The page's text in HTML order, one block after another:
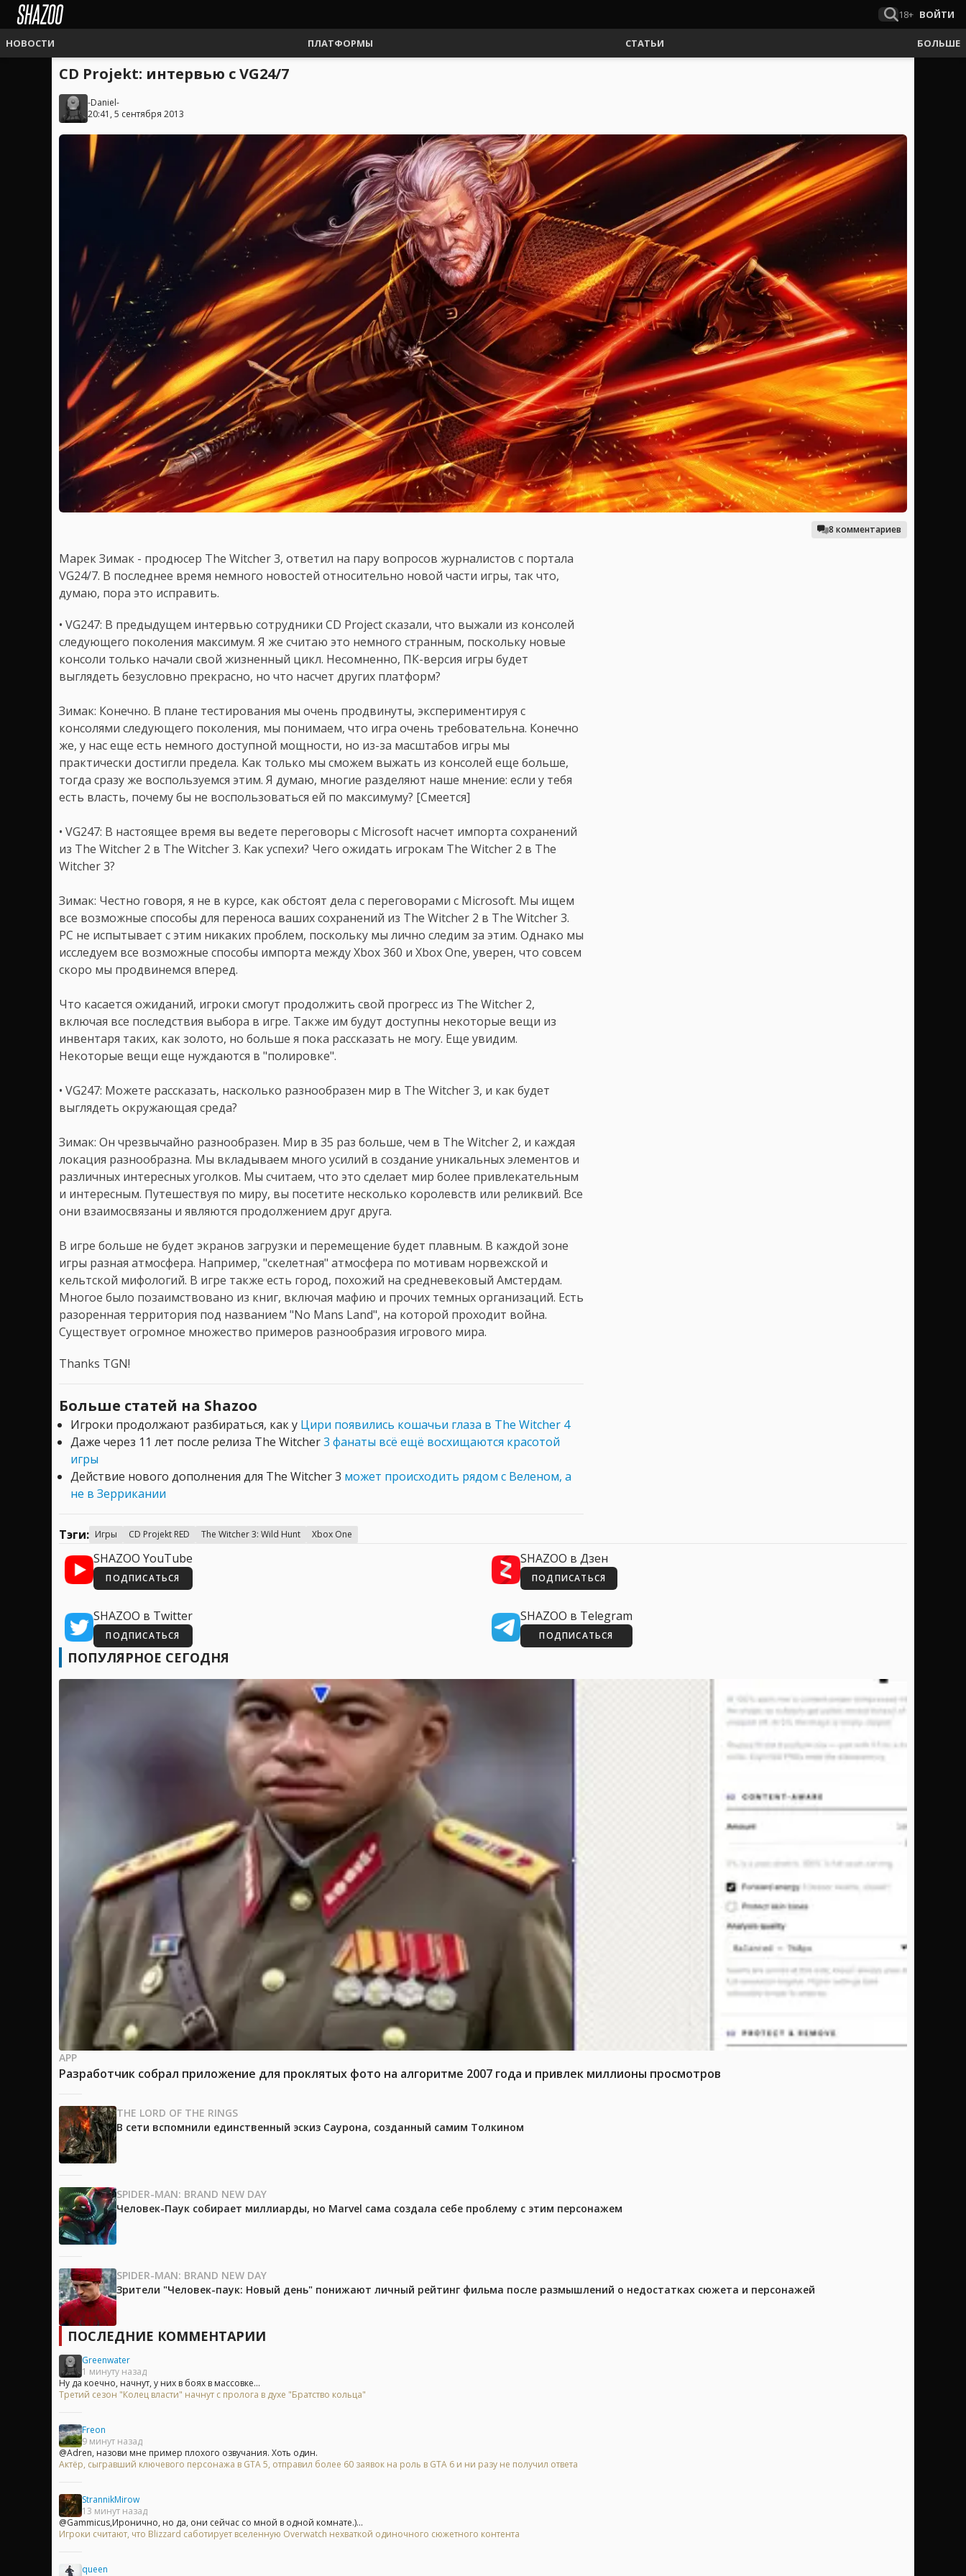
18+ ВОЙТИ
НОВОСТИ ПЛАТФОРМЫ СТАТЬИ БОЛЬШЕ
CD Projekt: интервью с VG24/7
-Daniel-
20:41, 5 сентября 2013
8 комментариев
Марек Зимак - продюсер The Witcher 3, ответил на пару вопросов журналистов с портала
VG24/7. В последнее время немного новостей относительно новой части игры, так что,
думаю, пора это исправить.
• VG247: В предыдущем интервью сотрудники CD Project сказали, что выжали из консолей
следующего поколения максимум. Я же считаю это немного странным, поскольку новые
консоли только начали свой жизненный цикл. Несомненно, ПК-версия игры будет
выглядеть безусловно прекрасно, но что насчет других платформ?
Зимак: Конечно. В плане тестирования мы очень продвинуты, экспериментируя с
консолями следующего поколения, мы понимаем, что игра очень требовательна. Конечно
же, у нас еще есть немного доступной мощности, но из-за масштабов игры мы
практически достигли предела. Как только мы сможем выжать из консолей еще больше,
тогда сразу же воспользуемся этим. Я думаю, многие разделяют наше мнение: если у тебя
есть власть, почему бы не воспользоваться ей по максимуму? [Смеется]
• VG247: В настоящее время вы ведете переговоры с Microsoft насчет импорта сохранений
из The Witcher 2 в The Witcher 3. Как успехи? Чего ожидать игрокам The Witcher 2 в The
Witcher 3?
Зимак: Честно говоря, я не в курсе, как обстоят дела с переговорами с Microsoft. Мы ищем
все возможные способы для переноса ваших сохранений из The Witcher 2 в The Witcher 3.
PC не испытывает с этим никаких проблем, поскольку мы лично следим за этим. Однако мы
исследуем все возможные способы импорта между Xbox 360 и Xbox One, уверен, что совсем
скоро мы продвинемся вперед.
Что касается ожиданий, игроки смогут продолжить свой прогресс из The Witcher 2,
включая все последствия выбора в игре. Также им будут доступны некоторые вещи из
инвентаря таких, как золото, но больше я пока рассказать не могу. Еще увидим.
Некоторые вещи еще нуждаются в "полировке".
• VG247: Можете рассказать, насколько разнообразен мир в The Witcher 3, и как будет
выглядеть окружающая среда?
Зимак: Он чрезвычайно разнообразен. Мир в 35 раз больше, чем в The Witcher 2, и каждая
локация разнообразна. Мы вкладываем много усилий в создание уникальных элементов и
различных интересных уголков. Мы считаем, что это сделает мир более привлекательным
и интересным. Путешествуя по миру, вы посетите несколько королевств или реликвий. Все
они взаимосвязаны и являются продолжением друг друга.
В игре больше не будет экранов загрузки и перемещение будет плавным. В каждой зоне
игры разная атмосфера. Например, "скелетная" атмосфера по мотивам норвежской и
кельтской мифологий. В игре также есть город, похожий на средневековый Амстердам.
Многое было позаимствовано из книг, включая мафию и прочих темных организаций. Есть
разоренная территория под названием "No Mans Land", на которой проходит война.
Существует огромное множество примеров разнообразия игрового мира.
Thanks TGN!
Больше статей на Shazoo
Игроки продолжают разбираться, как у Цири появились кошачьи глаза в The Witcher 4
Даже через 11 лет после релиза The Witcher3 фанаты всё ещё восхищаются красотой
игры
Действие нового дополнения для The Witcher 3 может происходить рядом с Веленом, а
не в Зеррикании
Тэги: Игры CD Projekt RED The Witcher 3: Wild Hunt Xbox One
SHAZOO YouTube
ПОДПИСАТЬСЯ
SHAZOO в Дзен
ПОДПИСАТЬСЯ
SHAZOO в Twitter
ПОДПИСАТЬСЯ
SHAZOO в Telegram
ПОДПИСАТЬСЯ
ПОПУЛЯРНОЕ СЕГОДНЯ
APP
Разработчик собрал приложение для проклятых фото на алгоритме 2007 года и привлек миллионы просмотров
THE LORD OF THE RINGS
В сети вспомнили единственный эскиз Саурона, созданный самим Толкином
SPIDER-MAN: BRAND NEW DAY
Человек-Паук собирает миллиарды, но Marvel сама создала себе проблему с этим персонажем
SPIDER-MAN: BRAND NEW DAY
Зрители "Человек-паук: Новый день" понижают личный рейтинг фильма после размышлений о недостатках сюжета и персонажей
ПОСЛЕДНИЕ КОММЕНТАРИИ
Greenwater
1 минуту назад
Ну да коечно, начнут, у них в боях в массовке...
Третий сезон "Колец власти" начнут с пролога в духе "Братство кольца"
Freon
9 минут назад
@Adren, назови мне пример плохого озвучания. Хоть один.
Актёр, сыгравший ключевого персонажа в GTA 5, отправил более 60 заявок на роль в GTA 6 и ни разу не получил ответа
StrannikMirow
13 минут назад
@Gammicus,Иронично, но да, они сейчас со мной в одной комнате.)...
Игроки считают, что Blizzard саботирует вселенную Overwatch нехваткой одиночного сюжетного контента
queen